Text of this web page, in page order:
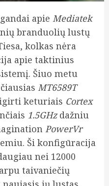
apie Mediatek
branduolių lustų
kolkas nėra
apie taktinius
Šiuo metu
MT6589T
keturiais Cortex
1.5GHzdažniu
PowerVr
Ši konfigūracija
nei 12000
taivaniečių